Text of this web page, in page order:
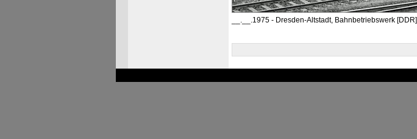
__.__.1975 - Dresden-Altstadt, Bahnbetriebswerk [DDR]